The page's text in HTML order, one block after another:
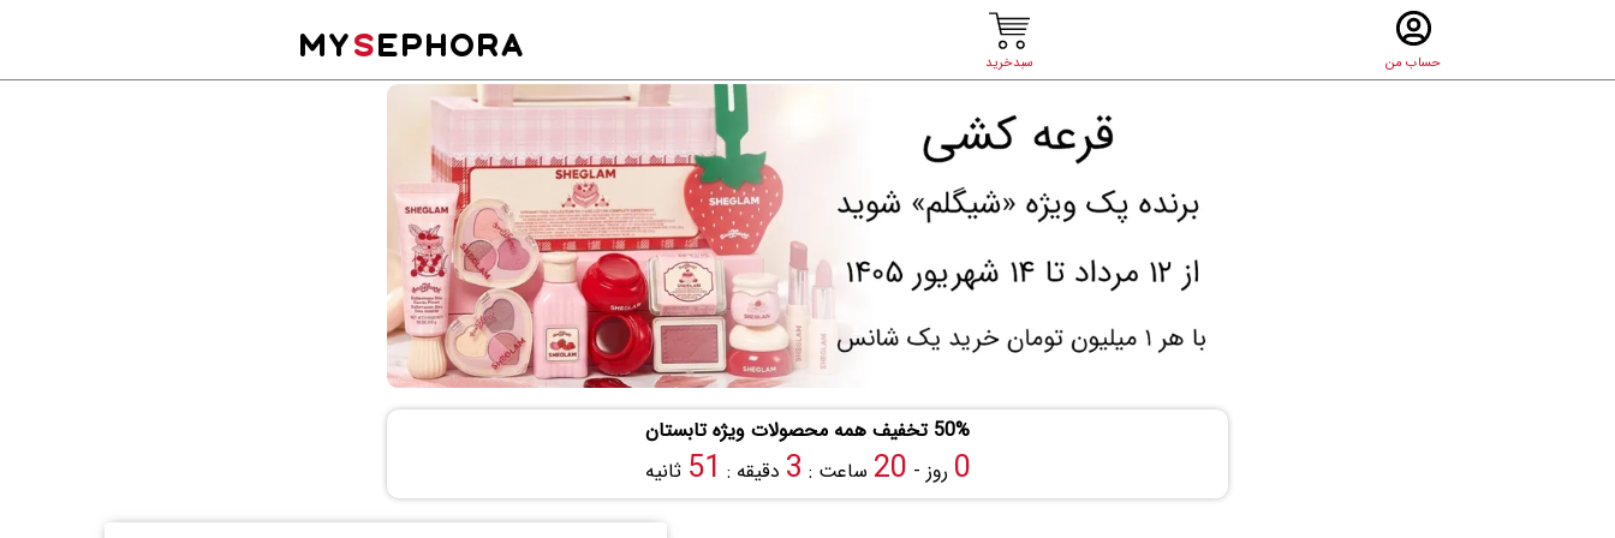
حساب من سبدخرید
MYSEPHORA
50% تخفیف همه محصولات ویژه تابستان
0 روز - 20 ساعت : 3 دقیقه : 50 ثانیه